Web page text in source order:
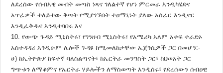
ለደረሰው የሰብአዊ መብት መጣስ ነጻና ገለልተኛ የሆነ ምርመራ እንዲካሄድና
አጥፊዎች ተለይተው ቅጣት የሚያገኙበት ተዐማኒነት ያለው አሰራር እንዲኖር
እንዲፈቅዱና እንዲተባበሩ እና
10. የውጭ ጉዳይ ሚኒስትሩ፣ የገንዘብ ሚኒስትሩ፣ የአሜሪካ አለም አቀፍ ተራድኦ
አስተዳዳሪ እንዲሁም ሌሎች ጉዳዩ ከሚመለከታቸው ኤጀንሲዎች ጋር በመሆን:-
ሀ) ከኢትዮጵያ ከፍተኛ ባለስልጣናት፣ ከኤርትራ መንግስት ጋር፣ ከህወአት ጋር
ግጭቱን ለማቆምና የኤርትራ ሃይሎችን ለማስወጣት እንዲሰሩ፣ የደረሰውን ሰብዐዊ